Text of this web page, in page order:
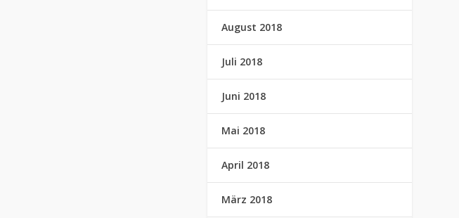
August 2018
Juli 2018
Juni 2018
Mai 2018
April 2018
März 2018